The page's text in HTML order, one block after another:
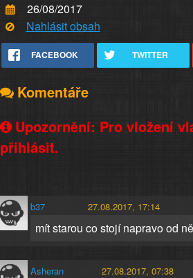
26/08/2017
Nahlásit obsah
FACEBOOK TWITTER
Komentáře
Upozornění: Pro vložení
přihlásit.
b37 27.08.2017, 17:14
mít starou co stojí napravo od
Asheran 27.08.2017, 07:38